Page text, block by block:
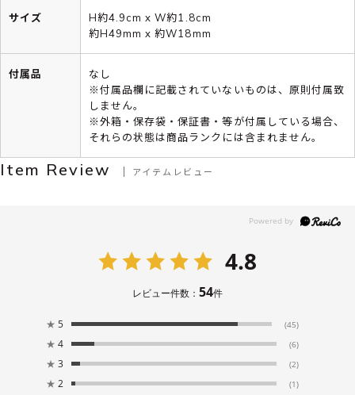
サイズ
H約4.9cm x W約1.8cm
約H49mm x 約W18mm
付属品
なし
※付属品欄に記載されていないものは、原則付属致
しません。
※外箱・保存袋・保証書・等が付属している場合、
それらの状態は商品ランクには含まれません。
Item Review アイテムレビュー
4.8
レビュー件数： 54件
★ 5 (45)
★ 4 (6)
★ 3 (2)
★ 2 (1)